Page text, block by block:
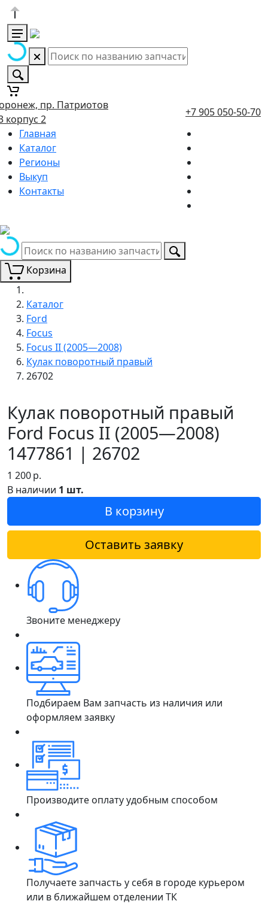
пр. Патриотов
корпус 2
+7 905 050-50-70
Главная
Каталог
Регионы
Выкуп
Контакты
Корзина
Каталог
Ford
Focus
Focus II (2005—2008)
Кулак поворотный правый
26702
Кулак поворотный правый
Ford Focus II (2005—2008)
1477861 | 26702
1 200р.
В наличии 1 шт.
В корзину
Оставить заявку
Звоните менеджеру
Подбираем Вам запчасть из наличия или
оформляем заявку
Производите оплату удобным способом
Получаете запчасть у себя в городе курьером
или в ближайшем отделении ТК